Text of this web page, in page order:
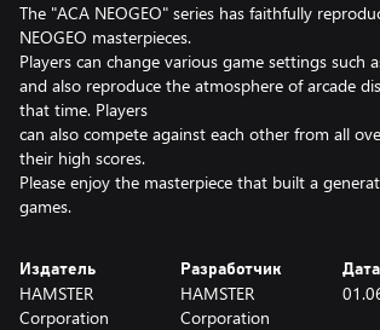
The "ACA NEOGEO" series has faithfully
NEOGEO masterpieces.
Players can change various game settings such
and also reproduce the atmosphere of arcade
that time. Players
can also compete against each other from all
their high scores.
Please enjoy the masterpiece that built a
games.
Издатель
HAMSTER
Corporation
Разработчик
HAMSTER
Corporation